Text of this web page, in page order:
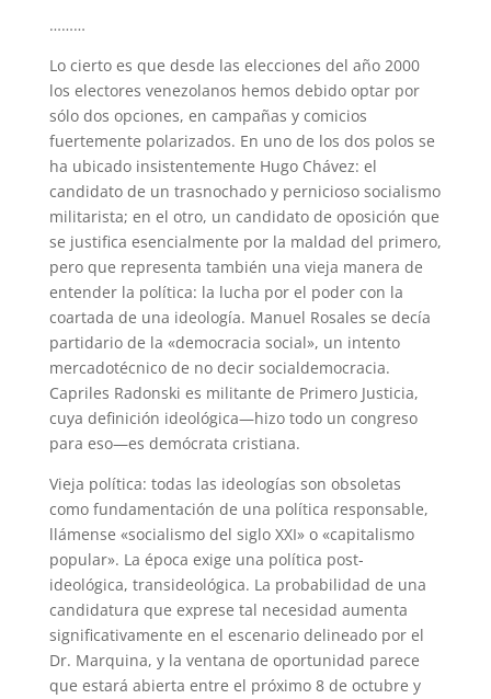
………
Lo cierto es que desde las elecciones del año 2000
los electores venezolanos hemos debido optar por
sólo dos opciones, en campañas y comicios
fuertemente polarizados. En uno de los dos polos se
ha ubicado insistentemente Hugo Chávez: el
candidato de un trasnochado y pernicioso socialismo
militarista; en el otro, un candidato de oposición que
se justifica esencialmente por la maldad del primero,
pero que representa también una vieja manera de
entender la política: la lucha por el poder con la
coartada de una ideología. Manuel Rosales se decía
partidario de la «democracia social», un intento
mercadotécnico de no decir socialdemocracia.
Capriles Radonski es militante de Primero Justicia,
cuya definición ideológica—hizo todo un congreso
para eso—es demócrata cristiana.
Vieja política: todas las ideologías son obsoletas
como fundamentación de una política responsable,
llámense «socialismo del siglo XXI» o «capitalismo
popular». La época exige una política post-
ideológica, transideológica. La probabilidad de una
candidatura que exprese tal necesidad aumenta
significativamente en el escenario delineado por el
Dr. Marquina, y la ventana de oportunidad parece
que estará abierta entre el próximo 8 de octubre y